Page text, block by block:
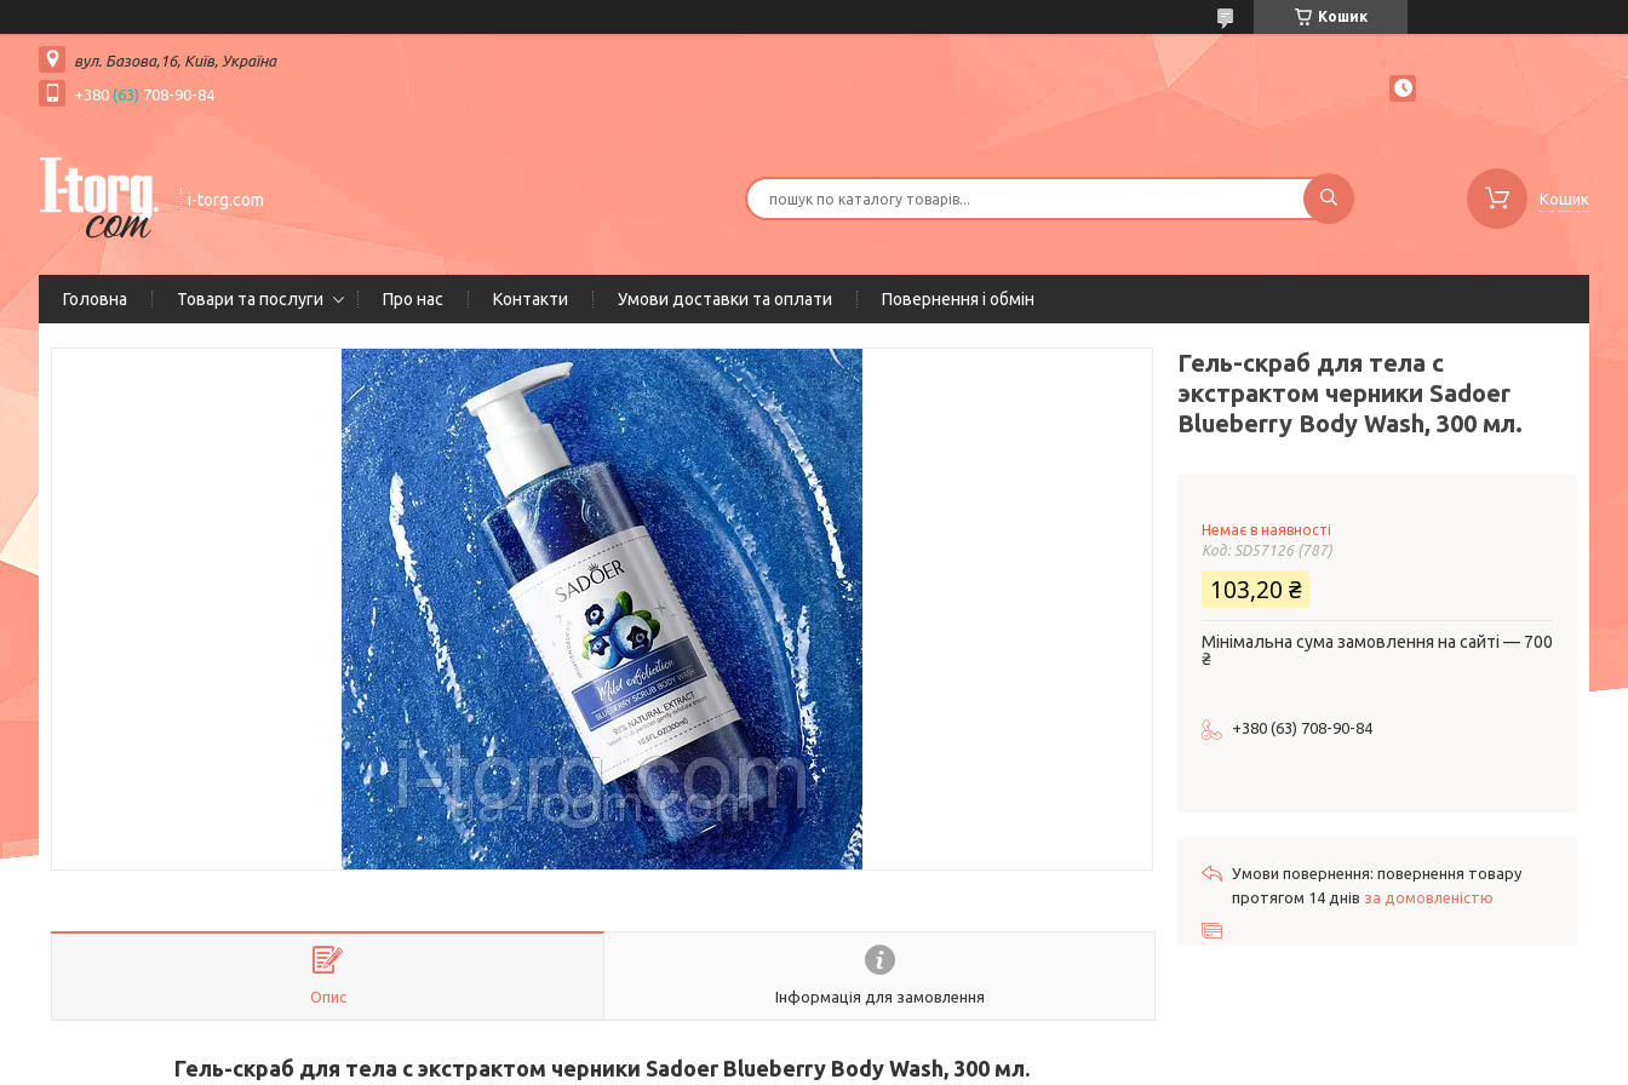
Кошик
вул. Базова,16, Київ, Україна
+380 (63) 708-90-84
i-torg.com Кошик
Головна Товари та послуги Про нас Контакти Умови доставки та оплати Повернення і обмін
Опис Інформація для замовлення
Гель-скраб для тела с экстрактом черники Sadoer Blueberry Body Wash, 300 мл.
Гель-скраб для тела с
экстрактом черники Sadoer
Blueberry Body Wash, 300 мл.
Немає в наявності
Код: SD57126 (787)
103,20 ₴
Мінімальна сума замовлення на сайті — 700
₴
+380 (63) 708-90-84
повернення товару
протягом 14 днів за домовленістю